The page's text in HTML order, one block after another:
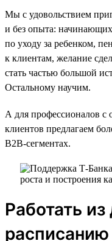
Мы с удовольствием
и без опыта:
по уходу за ребенком,
к клиентам, желание
стать частью большой
Остальному научим.
А для профессионалов с
клиентов предлагаем
B2B-сегментах.
Работать
расписанию